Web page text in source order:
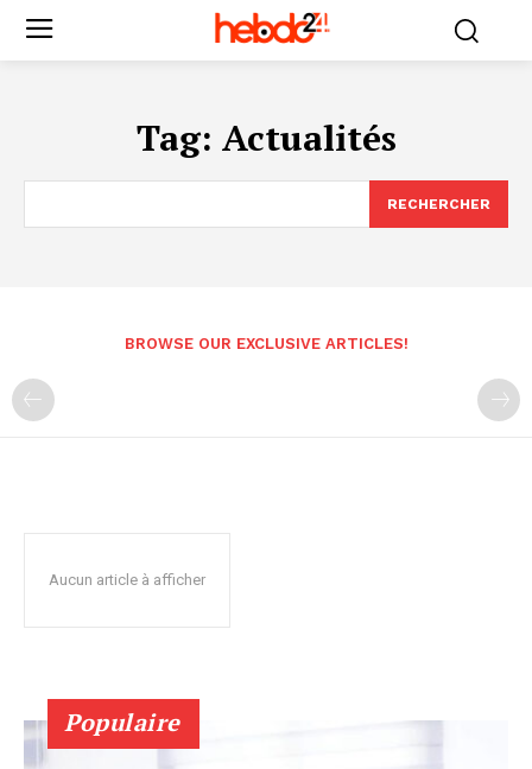
Tag: Actualités
RECHERCHER
BROWSE OUR EXCLUSIVE ARTICLES!
Aucun article à afficher
Populaire